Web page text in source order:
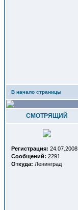
В начало страницы
СМОТРЯЩИЙ
Регистрация: 24.07.2008
Сообщений: 2291
Откуда: Ленинград